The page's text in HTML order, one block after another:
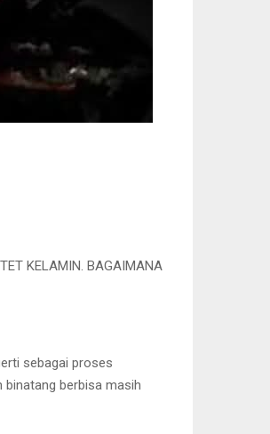
KELAMIN. BAGAIMANA
sebagai proses
binatang berbisa masih